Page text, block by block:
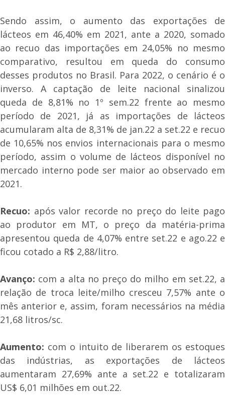
Sendo assim, o aumento das exportações de
lácteos em 46,40% em 2021, ante a 2020, somado
ao recuo das importações em 24,05% no mesmo
comparativo, resultou em queda do consumo
desses produtos no Brasil. Para 2022, o cenário é o
inverso. A captação de leite nacional sinalizou
queda de 8,81% no 1º sem.22 frente ao mesmo
período de 2021, já as importações de lácteos
acumularam alta de 8,31% de jan.22 a set.22 e recuo
de 10,65% nos envios internacionais para o mesmo
período, assim o volume de lácteos disponível no
mercado interno pode ser maior ao observado em
2021.
Recuo: após valor recorde no preço do leite pago
ao produtor em MT, o preço da matéria-prima
apresentou queda de 4,07% entre set.22 e ago.22 e
ficou cotado a R$ 2,88/litro.
Avanço: com a alta no preço do milho em set.22, a
relação de troca leite/milho cresceu 7,57% ante o
mês anterior e, assim, foram necessários na média
21,68 litros/sc.
Aumento: com o intuito de liberarem os estoques
das indústrias, as exportações de lácteos
aumentaram 27,69% ante a set.22 e totalizaram
US$ 6,01 milhões em out.22.